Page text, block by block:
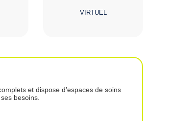
VIRTUEL
et dispose d’espaces de soins
besoins.